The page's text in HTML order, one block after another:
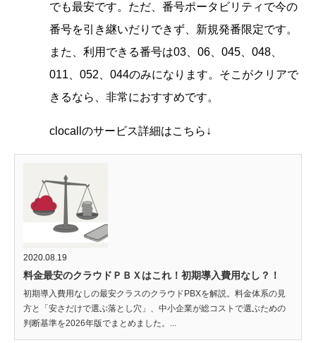
でも最安です。ただ、番号ポータビリティで今の
番号を引き継いだりできず、新規発番限定です。
また、利用できる番号は03、06、045、048、
011、052、044のみになります。そこがクリアで
きるなら、非常におすすめです。
clocallのサービス詳細はこちら↓
2020.08.19
料金最安のクラウドＰＢＸはこれ！初期導入費用なし？！
初期導入費用なしの最安クラスのクラウドPBXを解説。料金体系の見
方と「安さだけで選ぶ落とし穴」、中小企業が総コストで選ぶための
判断基準を2026年版でまとめました。...